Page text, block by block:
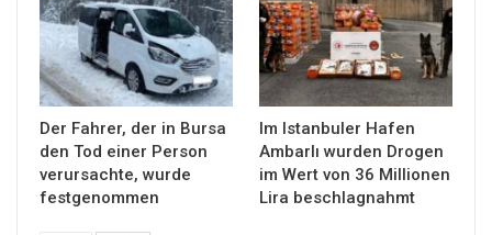
Der Fahrer, der in Bursa
den Tod einer Person
verursachte, wurde
festgenommen
Im Istanbuler Hafen
Ambarlı wurden Drogen
im Wert von 36 Millionen
Lira beschlagnahmt